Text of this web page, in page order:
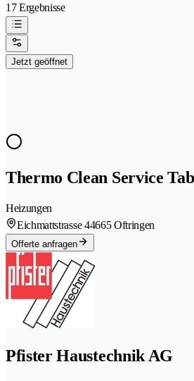
17 Ergebnisse
Jetzt geöffnet
Thermo Clean Service
Heizungen
Eichmattstrasse 44665 Oftringen
Offerte anfragen
Pfister Haustechnik AG